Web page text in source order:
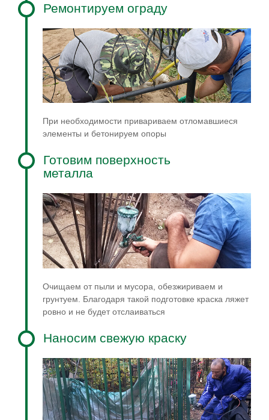
Ремонтируем ограду
При необходимости привариваем отломавшиеся
элементы и бетонируем опоры
Готовим поверхность
металла
Очищаем от пыли и мусора, обезжириваем и
грунтуем. Благодаря такой подготовке краска ляжет
ровно и не будет отслаиваться
Наносим свежую краску